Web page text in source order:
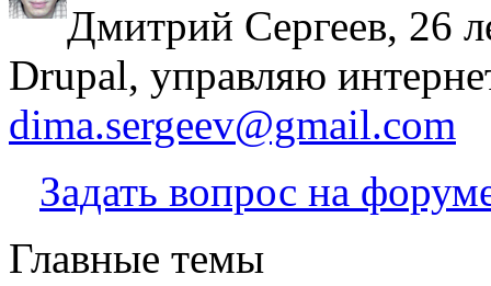
Дмитрий Сергеев, 26
Drupal, управляю
dima.sergeev@gmail.com
Задать вопрос на
Главные темы